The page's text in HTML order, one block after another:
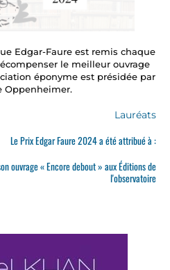
Edgar-Faure est remis chaque
le meilleur ouvrage
éponyme est présidée par
Oppenheimer.
Lauréats
Le Prix Edgar Faure 2024 a été attribué à :
ouvrage « Encore debout » aux Éditions de
l'observatoire